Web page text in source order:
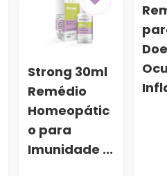
Strong 30ml
Remédio
Homeopátic
o para
Imunidade ...